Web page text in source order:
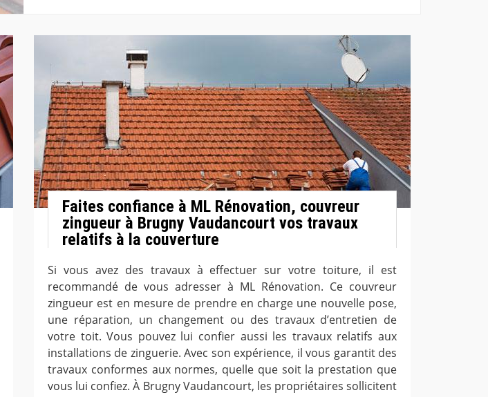
Faites confiance à ML Rénovation, couvreur
zingueur à Brugny Vaudancourt vos travaux
relatifs à la couverture
Si vous avez des travaux à effectuer sur votre toiture, il est
recommandé de vous adresser à ML Rénovation. Ce couvreur
zingueur est en mesure de prendre en charge une nouvelle pose,
une réparation, un changement ou des travaux d’entretien de
votre toit. Vous pouvez lui confier aussi les travaux relatifs aux
installations de zinguerie. Avec son expérience, il vous garantit des
travaux conformes aux normes, quelle que soit la prestation que
vous lui confiez. À Brugny Vaudancourt, les propriétaires sollicitent